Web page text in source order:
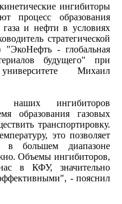
ингибиторы
процесс образования
газа и нефти в условиях
стратегической
- глобальная
будущего" при
Михаил
наших ингибиторов
образования газовых
транспортировку.
это позволяет
в большем диапазоне
Объемы ингибиторов,
в КФУ, значительно
- пояснил